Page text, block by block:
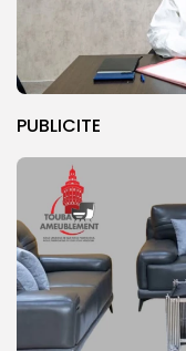
PUBLICITE